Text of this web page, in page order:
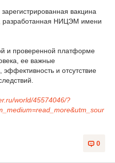
вакцина
разработанная НИЦЭМ имени
и проверенной платформе
ее важные
и отсутствие
world/45574046/?
0